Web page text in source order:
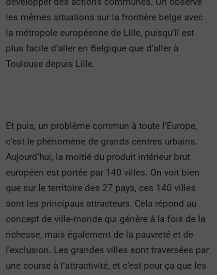
les mêmes situations sur la frontière belge avec
la métropole européenne de Lille, puisqu’il est
plus facile d’aller en Belgique que d’aller à
Toulouse depuis Lille.
Et puis, un problème commun à toute l’Europe,
c’est le phénomène de grands centres urbains.
Aujourd’hui, la moitié du produit intérieur brut
européen est portée par 140 villes. On voit bien
que sur le territoire des 27 pays, ces 140 villes
sont les principaux attracteurs. Cela répond au
concept de ville-monde qui génère à la fois de la
richesse, mais également de la pauvreté et de
l’exclusion. Les grandes villes sont traversées par
une course à l’attractivité, et c’est pour ça que les